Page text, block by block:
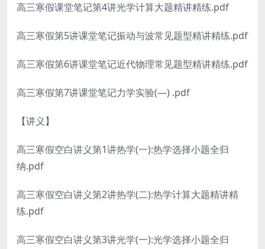
高三寒假课堂笔记第4讲光学计算大题精讲精练.pdf
高三寒假第5讲课堂笔记振动与波常见题型精讲精练.pdf
高三寒假第6讲课堂笔记近代物理常见题型精讲精练.pdf
高三寒假第7讲课堂笔记力学实验(—) .pdf
【讲义】
高三寒假空白讲义第1讲热学(一):热学选择小题全归
纳.pdf
高三寒假空白讲义第2讲热学(二):热学计算大题精讲精
练.pdf
高三寒假空白讲义第3讲光学(一):光学选择小题全归